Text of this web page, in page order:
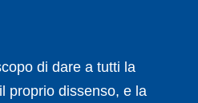
di dare a tutti la
proprio dissenso, e la